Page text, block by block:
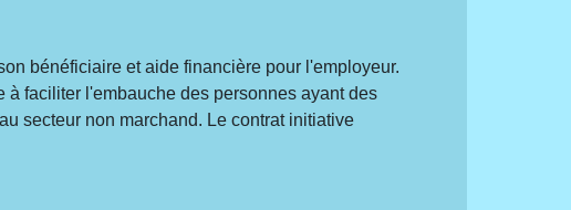
bénéficiaire et aide financière pour l'employeur.
à faciliter l'embauche des personnes ayant des
secteur non marchand. Le contrat initiative